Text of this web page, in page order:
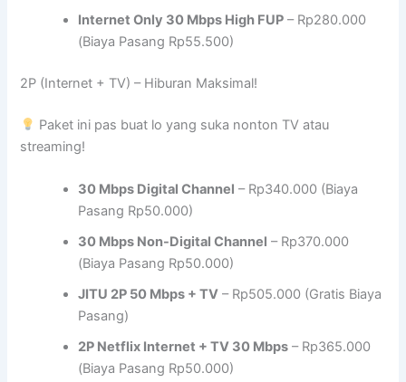
Internet Only 30 Mbps High FUP – Rp280.000
(Biaya Pasang Rp55.500)
2P (Internet + TV) – Hiburan Maksimal!
Paket ini pas buat lo yang suka nonton TV atau
streaming!
30 Mbps Digital Channel – Rp340.000 (Biaya
Pasang Rp50.000)
30 Mbps Non-Digital Channel – Rp370.000
(Biaya Pasang Rp50.000)
JITU 2P 50 Mbps + TV – Rp505.000 (Gratis Biaya
Pasang)
2P Netflix Internet + TV 30 Mbps – Rp365.000
(Biaya Pasang Rp50.000)